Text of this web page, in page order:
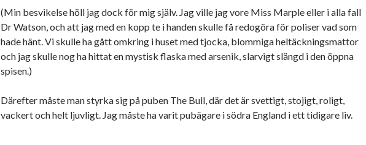
(Min besvikelse höll jag dock för mig själv. Jag ville jag vore Miss Marple eller i alla fall
Dr Watson, och att jag med en kopp te i handen skulle få redogöra för poliser vad som
hade hänt. Vi skulle ha gått omkring i huset med tjocka, blommiga heltäckningsmattor
och jag skulle nog ha hittat en mystisk flaska med arsenik, slarvigt slängd i den öppna
spisen.)
Därefter måste man styrka sig på puben The Bull, där det är svettigt, stojigt, roligt,
vackert och helt ljuvligt. Jag måste ha varit pubägare i södra England i ett tidigare liv.